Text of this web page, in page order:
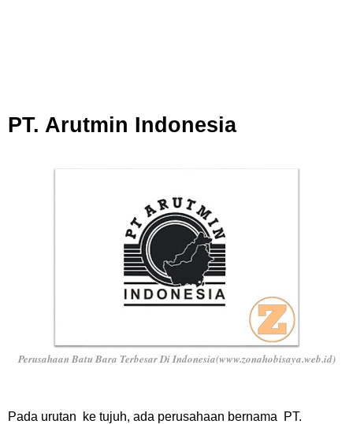
PT. Arutmin Indonesia
Perusahaan Batu Bara Terbesar Di Indonesia(www.zonahobisaya.web.id)
Pada urutan ke tujuh, ada perusahaan bernama PT.